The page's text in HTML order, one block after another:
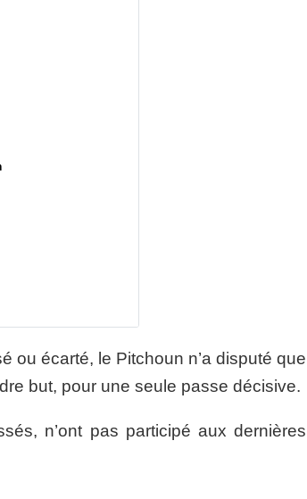
ou écarté, le Pitchoun n’a disputé que
but, pour une seule passe décisive.
n’ont pas participé aux dernières